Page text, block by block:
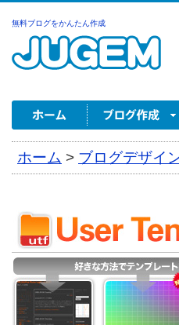
無料ブログをかんたん作成
ホーム > ブログデザイ